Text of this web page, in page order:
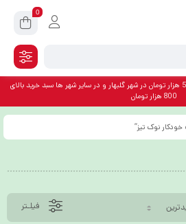
0
ارسال رایگان = برای سبد خرید بالای 500 هزار تومان در شهر گلبهار و در سایر شهر ها سبد خرید بالای
800 هزار تومان
نوک تیز”
فیلـتر